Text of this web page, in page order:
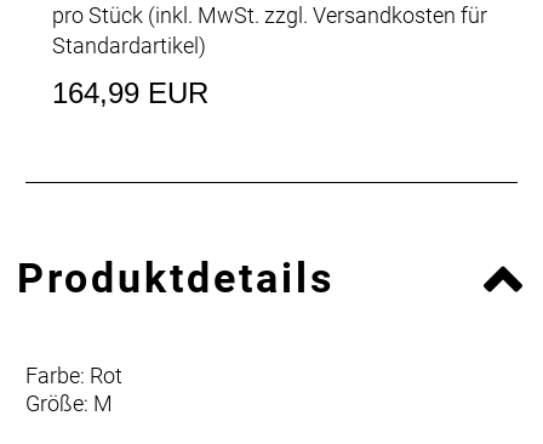
pro Stück (inkl. MwSt. zzgl. Versandkosten für
Standardartikel)
164,99 EUR
Produktdetails
Farbe: Rot
Größe: M